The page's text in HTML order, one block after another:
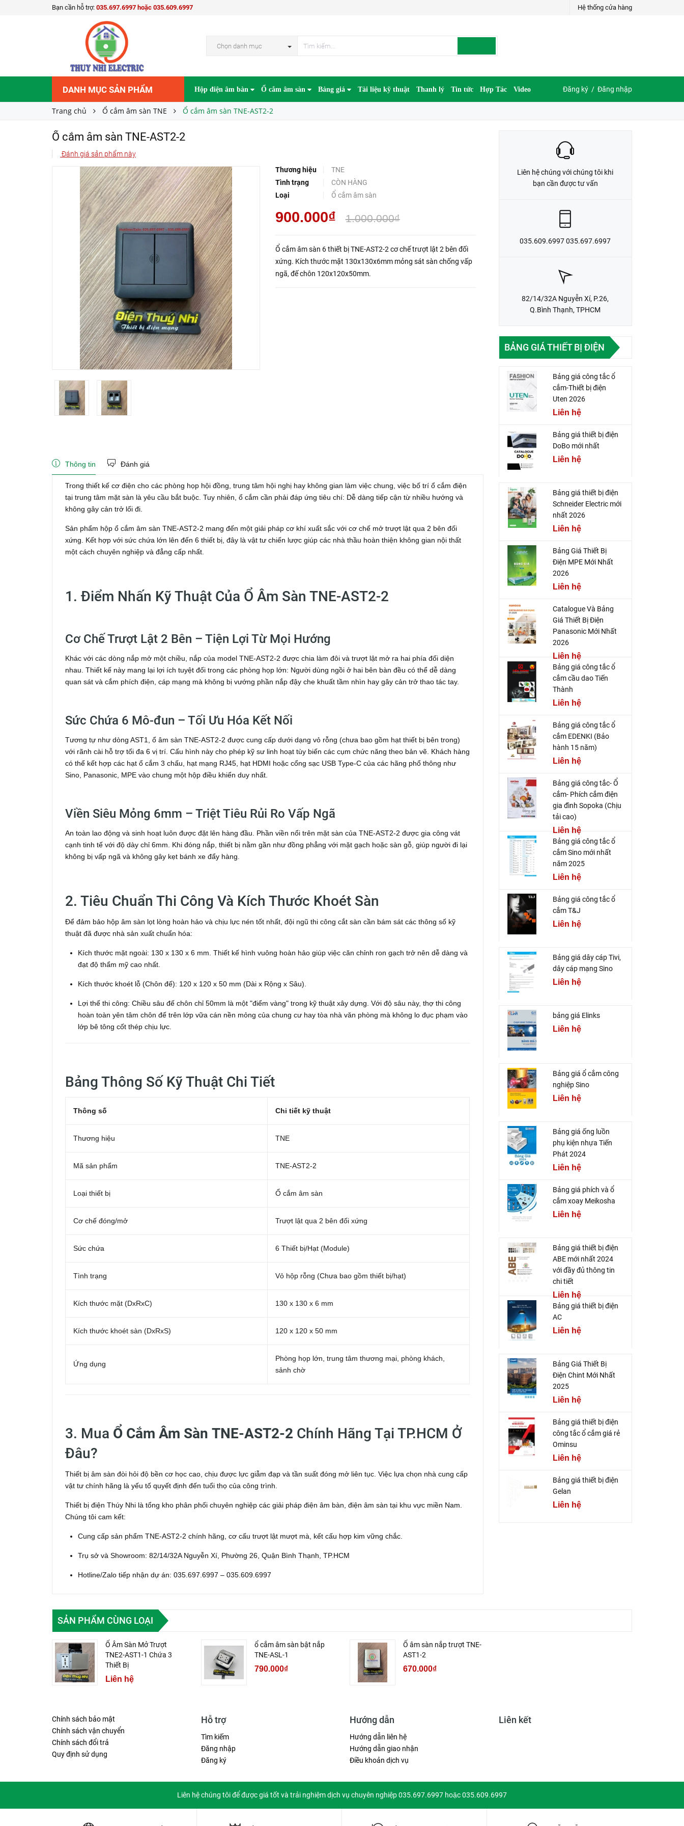
Bạn cần hỗ trợ: 035.697.6997 hoặc 035.609.6997 Hệ thống cửa hàng
Chọn danh mục
DANH MỤC SẢN PHẨM Hộp điện âm bàn Ổ cắm âm sàn Bảng giá Tài liệu kỹ thuật Thanh lý Tin tức Hợp Tác Video Đăng ký / Đăng nhập
Trang chủ Ổ cắm âm sàn TNE Ổ cắm âm sàn TNE-AST2-2
Ổ cắm âm sàn TNE-AST2-2
Đánh giá sản phẩm này
Thương hiệu
TNE
Tình trạng
CÒN HÀNG
Loại
Ổ cắm âm sàn
900.000₫ 1.000.000₫
Ổ cắm âm sàn 6 thiết bị TNE-AST2-2 cơ chế trượt lật 2 bên đối
xứng. Kích thước mặt 130x130x6mm mỏng sát sàn chống vấp
ngã, đế chôn 120x120x50mm.
Ổ cắm âm sàn TNE-AST2-2
Giá bán: 900.000₫
LIÊN HỆ ĐẶT HÀNG
Thông tin Đánh giá
Trong thiết kế cơ điện cho các phòng họp hội đồng, trung tâm hội nghị hay không gian làm việc chung, việc bố trí ổ cắm điện
tại trung tâm mặt sàn là yêu cầu bắt buộc. Tuy nhiên, ổ cắm cần phải đáp ứng tiêu chí: Dễ dàng tiếp cận từ nhiều hướng và
không gây cản trở lối đi.
Sản phẩm hộp ổ cắm âm sàn TNE-AST2-2 mang đến một giải pháp cơ khí xuất sắc với cơ chế mở trượt lật qua 2 bên đối
xứng. Kết hợp với sức chứa lớn lên đến 6 thiết bị, đây là vật tư chiến lược giúp các nhà thầu hoàn thiện không gian nội thất
một cách chuyên nghiệp và đẳng cấp nhất.
1. Điểm Nhấn Kỹ Thuật Của Ổ Âm Sàn TNE-AST2-2
Cơ Chế Trượt Lật 2 Bên – Tiện Lợi Từ Mọi Hướng
Khác với các dòng nắp mở một chiều, nắp của model TNE-AST2-2 được chia làm đôi và trượt lật mở ra hai phía đối diện
nhau. Thiết kế này mang lại lợi ích tuyệt đối trong các phòng họp lớn: Người dùng ngồi ở hai bên bàn đều có thể dễ dàng
quan sát và cắm phích điện, cáp mạng mà không bị vướng phần nắp đậy che khuất tầm nhìn hay gây cản trở thao tác tay.
Sức Chứa 6 Mô-đun – Tối Ưu Hóa Kết Nối
Tương tự như dòng AST1, ổ âm sàn TNE-AST2-2 được cung cấp dưới dạng vỏ rỗng (chưa bao gồm hạt thiết bị bên trong)
với rãnh cài hỗ trợ tối đa 6 vị trí. Cấu hình này cho phép kỹ sư linh hoạt tùy biến các cụm chức năng theo bản vẽ. Khách hàng
có thể kết hợp các hạt ổ cắm 3 chấu, hạt mạng RJ45, hạt HDMI hoặc cổng sạc USB Type-C của các hãng phổ thông như
Sino, Panasonic, MPE vào chung một hộp điều khiển duy nhất.
Viền Siêu Mỏng 6mm – Triệt Tiêu Rủi Ro Vấp Ngã
An toàn lao động và sinh hoạt luôn được đặt lên hàng đầu. Phần viền nổi trên mặt sàn của TNE-AST2-2 được gia công vát
cạnh tinh tế với độ dày chỉ 6mm. Khi đóng nắp, thiết bị nằm gần như đồng phẳng với mặt gạch hoặc sàn gỗ, giúp người đi lại
không bị vấp ngã và không gây kẹt bánh xe đẩy hàng.
2. Tiêu Chuẩn Thi Công Và Kích Thước Khoét Sàn
Để đảm bảo hộp âm sàn lọt lòng hoàn hảo và chịu lực nén tốt nhất, đội ngũ thi công cắt sàn cần bám sát các thông số kỹ
thuật đã được nhà sản xuất chuẩn hóa:
Kích thước mặt ngoài: 130 x 130 x 6 mm. Thiết kế hình vuông hoàn hảo giúp việc căn chỉnh ron gạch trở nên dễ dàng và
đạt độ thẩm mỹ cao nhất.
Kích thước khoét lỗ (Chôn đế): 120 x 120 x 50 mm (Dài x Rộng x Sâu).
Lợi thế thi công: Chiều sâu đế chôn chỉ 50mm là một "điểm vàng" trong kỹ thuật xây dựng. Với độ sâu này, thợ thi công
hoàn toàn yên tâm chôn đế trên lớp vữa cán nền mỏng của chung cư hay tòa nhà văn phòng mà không lo đục phạm vào
lớp bê tông cốt thép chịu lực.
Bảng Thông Số Kỹ Thuật Chi Tiết
Thông số Chi tiết kỹ thuật
Thương hiệu TNE
Mã sản phẩm TNE-AST2-2
Loại thiết bị Ổ cắm âm sàn
Cơ chế đóng/mở Trượt lật qua 2 bên đối xứng
Sức chứa 6 Thiết bị/Hạt (Module)
Tình trạng Vỏ hộp rỗng (Chưa bao gồm thiết bị/hạt)
Kích thước mặt (DxRxC) 130 x 130 x 6 mm
Kích thước khoét sàn (DxRxS) 120 x 120 x 50 mm
Ứng dụng
Phòng họp lớn, trung tâm thương mại, phòng khách,
sảnh chờ
3. Mua Ổ Cắm Âm Sàn TNE-AST2-2 Chính Hãng Tại TP.HCM Ở
Đâu?
Thiết bị âm sàn đòi hỏi độ bền cơ học cao, chịu được lực giẫm đạp và tần suất đóng mở liên tục. Việc lựa chọn nhà cung cấp
vật tư chính hãng là yếu tố quyết định đến tuổi thọ của công trình.
Thiết bị điện Thúy Nhi là tổng kho phân phối chuyên nghiệp các giải pháp điện âm bàn, điện âm sàn tại khu vực miền Nam.
Chúng tôi cam kết:
Cung cấp sản phẩm TNE-AST2-2 chính hãng, cơ cấu trượt lật mượt mà, kết cấu hợp kim vững chắc.
Trụ sở và Showroom: 82/14/32A Nguyễn Xí, Phường 26, Quận Bình Thạnh, TP.HCM
Hotline/Zalo tiếp nhận dự án: 035.697.6997 – 035.609.6997
Liên hệ chúng với chúng tôi khi
bạn cần được tư vấn
035.609.6997 035.697.6997
82/14/32A Nguyễn Xí, P.26,
Q.Bình Thạnh, TPHCM
BẢNG GIÁ THIẾT BỊ ĐIỆN
Bảng giá công tắc ổ
cắm-Thiết bị điện
Uten 2026
Liên hệ
Bảng giá thiết bị điện
DoBo mới nhất
Liên hệ
Bảng giá thiết bị điện
Schneider Electric mới
nhất 2026
Liên hệ
Bảng Giá Thiết Bị
Điện MPE Mới Nhất
2026
Liên hệ
Catalogue Và Bảng
Giá Thiết Bị Điện
Panasonic Mới Nhất
2026
Liên hệ
Bảng giá công tắc ổ
cắm cầu dao Tiến
Thành
Liên hệ
Bảng giá công tắc ổ
cắm EDENKI (Bảo
hành 15 năm)
Liên hệ
Bảng giá công tắc- Ổ
cắm- Phích cắm điện
gia đình Sopoka (Chịu
tải cao)
Liên hệ
Bảng giá công tắc ổ
cắm Sino mới nhất
năm 2025
Liên hệ
Bảng giá công tắc ổ
cắm T&J
Liên hệ
Bảng giá dây cáp Tivi,
dây cáp mạng Sino
Liên hệ
bảng giá Elinks
Liên hệ
Bảng giá ổ cắm công
nghiệp Sino
Liên hệ
Bảng giá ống luồn
phụ kiện nhựa Tiến
Phát 2024
Liên hệ
Bảng giá phích và ổ
cắm xoay Meikosha
Liên hệ
Bảng giá thiết bị điện
ABE mới nhất 2024
với đầy đủ thông tin
chi tiết
Liên hệ
Bảng giá thiết bị điện
AC
Liên hệ
Bảng Giá Thiết Bị
Điện Chint Mới Nhất
2025
Liên hệ
Bảng giá thiết bị điện
công tắc ổ cắm giá rẻ
Ominsu
Liên hệ
Bảng giá thiết bị điện
Gelan
Liên hệ
SẢN PHẨM CÙNG LOẠI
Ổ Âm Sàn Mở Trượt
TNE2-AST1-1 Chứa 3
Thiết Bị
Liên hệ
ổ cắm âm sàn bật nắp
TNE-ASL-1
790.000₫
Ổ âm sàn nắp trượt TNE-
AST1-2
670.000₫
Chính sách bảo mật
Chính sách vận chuyển
Chính sách đổi trả
Quy định sử dụng
Hỗ trợ
Tìm kiếm
Đăng nhập
Đăng ký
Hướng dẫn
Hướng dẫn liên hệ
Hướng dẫn giao nhận
Điều khoản dịch vụ
Liên kết
Liên hệ chúng tôi để được giá tốt và trải nghiệm dịch vụ chuyên nghiệp 035.697.6997 hoặc 035.609.6997